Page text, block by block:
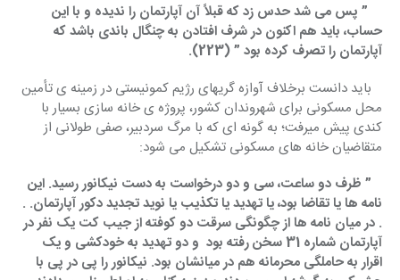
” پس می شد حدس زد که قبلاً آن آپارتمان را ندیده و با این
حساب، باید هم اکنون در شرف افتادن به چنگال باندی باشد که
آپارتمان را تصرف کرده بود ” (223).
باید دانست برخلاف آوازه گریهای رژیم کمونیستی در زمینه ی تأمین
محل مسکونی برای شهروندان کشور، پروژه ی خانه سازی بسیار با
کندی پیش میرفت؛ به گونه ای که با مرگ سردبیر، صفی طولانی از
متقاضیان خانه های مسکونی تشکیل می شود:
” ظرف دو ساعت، سی و دو درخواست به دست نیکانور رسید. این
نامه ها یا تقاضا بود، یا تهدید یا تکذیب یا نوید تجدید دکور آپارتمان. .
. در میان نامه ها از چگونگی سرقت دو کوفته از جیب کت یک نفر در
آپارتمان شماره 31 سخن رفته بود  و دو تهدید به خودکشی و یک
اقرار به حاملگی محرمانه هم در میانشان بود. نیکانور را پی در پی با